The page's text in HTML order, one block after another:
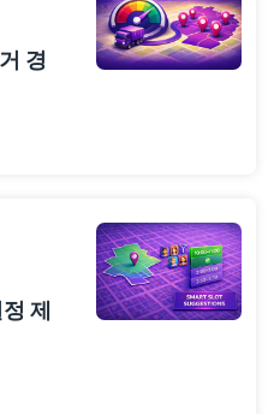
경
제